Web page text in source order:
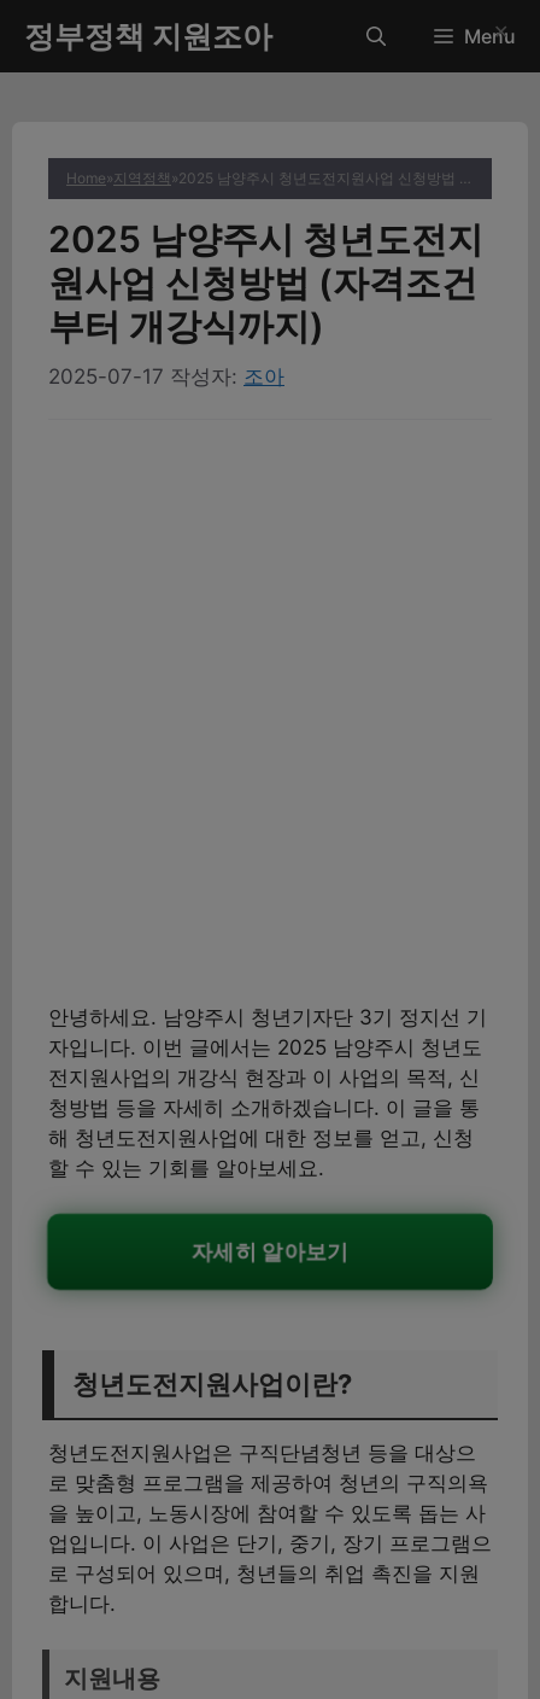
츠
정부정책 지원조아 Menu
Home»지역정책 » 2025 남양주시 청년도전지원사업 신청방법 (자격조건부터 개강식까지)
2025 남양주시 청년도전지
원사업 신청방법 (자격조건
부터 개강식까지)
2025-07-17 작성자: 조아
안녕하세요. 남양주시 청년기자단 3기 정지선 기
자입니다. 이번 글에서는 2025 남양주시 청년도
전지원사업의 개강식 현장과 이 사업의 목적, 신
청방법 등을 자세히 소개하겠습니다. 이 글을 통
해 청년도전지원사업에 대한 정보를 얻고, 신청
할 수 있는 기회를 알아보세요.
자세히 알아보기
청년도전지원사업이란?
청년도전지원사업은 구직단념청년 등을 대상으
로 맞춤형 프로그램을 제공하여 청년의 구직의욕
을 높이고, 노동시장에 참여할 수 있도록 돕는 사
업입니다. 이 사업은 단기, 중기, 장기 프로그램으
로 구성되어 있으며, 청년들의 취업 촉진을 지원
합니다.
지원내용
✕